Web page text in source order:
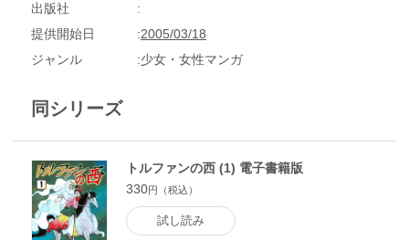
出版社
提供開始日
2005/03/18
ジャンル
少女・女性マンガ
同シリーズ
トルファンの西 (1) 電子書籍版
330円（税込）
試し読み